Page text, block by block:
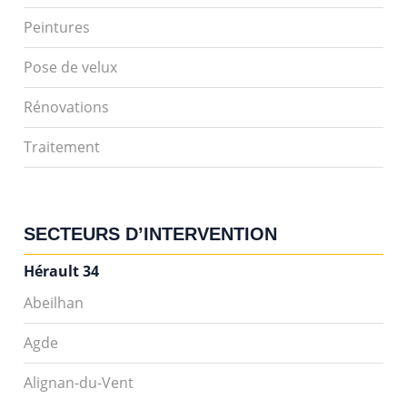
Peintures
Pose de velux
Rénovations
Traitement
SECTEURS D’INTERVENTION
Hérault 34
Abeilhan
Agde
Alignan-du-Vent